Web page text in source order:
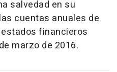
salvedad en su
cuentas anuales de
financieros
marzo de 2016.